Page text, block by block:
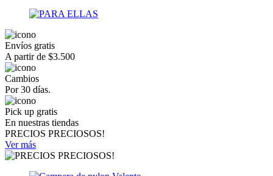
Envíos gratis
A partir de $3.500
Cambios
Por 30 días.
Pick up gratis
En nuestras tiendas
PRECIOS PRECIOSOS!
Ver más